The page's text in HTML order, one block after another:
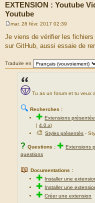
EXTENSION : Youtube
Youtube
s
s
e
mar. 28 févr. 2017 02:39
Je viens de vérifier les
sur GitHub, aussi essaie de
Traduire en
Tu as un forum et tu veux
🔍 Recherches :
✚Extensions
|4.0.x)
🎨Styles présentés -
? Questions : ✚ Extensions
questions
📖 Documentations :
✚ Installer une
✚ Installer une
✚Créer une extension